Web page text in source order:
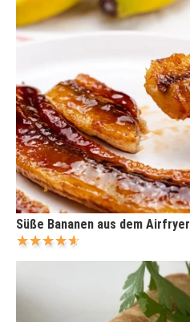
Süße Bananen aus dem Airfryer